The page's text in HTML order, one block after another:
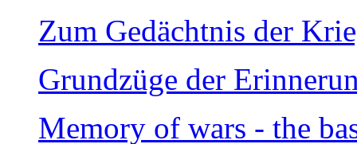
Zum Gedächtnis der
Grundzüge der
Memory of wars - the